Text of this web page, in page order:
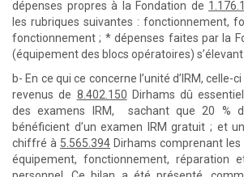
dépenses propres à la Fondation de
les rubriques suivantes : fonctionnement,
fonctionnement ; * dépenses faites par la
(équipement des blocs opératoires) s’élevant
b- En ce qui ce concerne l’unité d’IRM, celle-
revenus de 8.402.150 Dirhams dû
des examens IRM, sachant que 20 %
bénéficient d’un examen IRM gratuit ; et
chiffré à 5.565.394 Dirhams comprenant
équipement, fonctionnement, réparation